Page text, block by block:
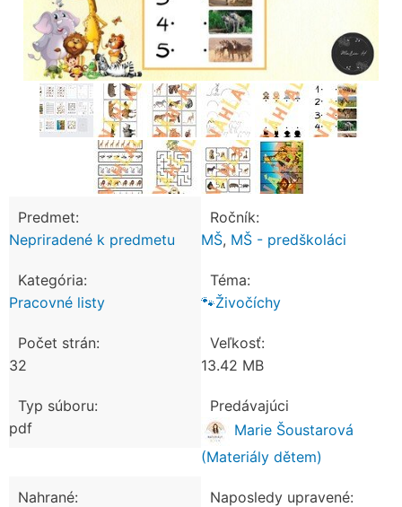
Predmet:
Nepriradené k predmetu
Ročník:
MŠ, MŠ - predškoláci
Kategória:
Pracovné listy
Téma:
🐾Živočíchy
Počet strán:
32
Veľkosť:
13.42 MB
Typ súboru:
pdf
Predávajúci
Marie Šoustarová
(Materiály dětem)
Nahrané:
Naposledy upravené: